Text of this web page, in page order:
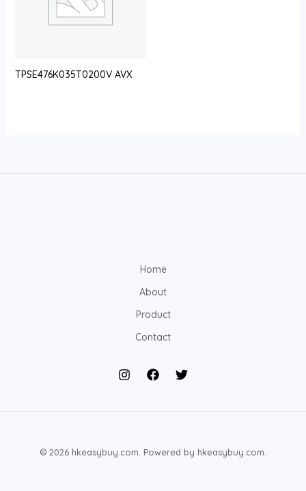
TPSE476K035T0200V AVX
Home
About
Product
Contact
© 2026 hkeasybuy.com. Powered by hkeasybuy.com.